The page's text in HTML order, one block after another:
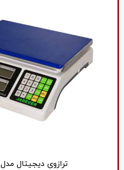
ترازوی دیجیتال مدل JPL_30kg